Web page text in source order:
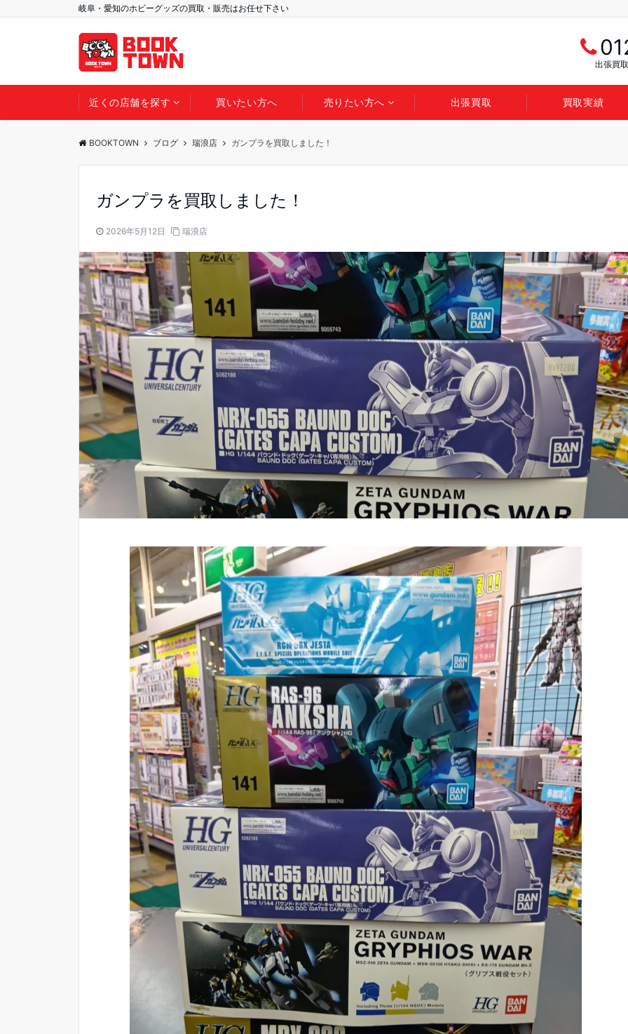
岐阜・愛知のホビーグッズの買取・販売はお任せ下さい
出張買
近くの店舗を探す 買いたい方へ 売りたい方へ 出張買取 買取実績
BOOKTOWN ブログ 瑞浪店 ガンプラを買取しました！
ガンプラを買取しました！
2026年5月12日 瑞浪店